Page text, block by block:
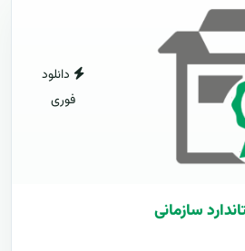
دانلود
فوری
سازمانی